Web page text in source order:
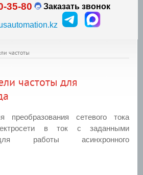
35-80 Заказать звонок
частоты
частоты для
преобразования сетевого тока
в ток с заданными
работы асинхронного